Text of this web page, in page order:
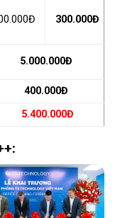
300.000Đ
5.000.000Đ
400.000Đ
5.400.000Đ